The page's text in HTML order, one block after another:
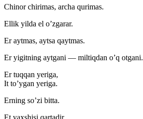
Chinor chirimas, archa qurimas.
Ellik yilda el o’zgarar.
Er aytmas, aytsa qaytmas.
Er yigitning aytgani — miltiqdan o’q otgani.
Er tuqqan yeriga,
It to’ygan yeriga.
Erning so’zi bitta.
Et yaxshisi qartadir.